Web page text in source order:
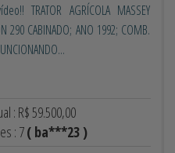
TRATOR AGRÍCOLA MASSEY
290 CABINADO; ANO 1992; COMB.
: R$ 59.500,00
: 7( ba***23 )